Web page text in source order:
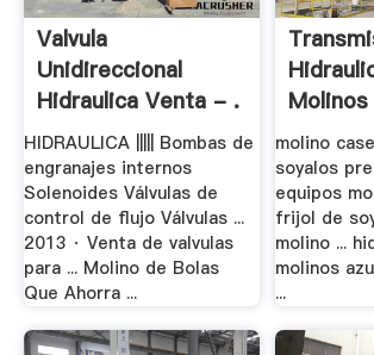
Valvula
Unidireccional
Hidraulica Venta - .
HIDRAULICA ||||| Bombas de
engranajes internos
Solenoides Válvulas de
control de flujo Válvulas ...
2013 · Venta de valvulas
para ... Molino de Bolas
Que Ahorra ...
molino
soyalos
equipos
frijol de
molino ...
molinos
...